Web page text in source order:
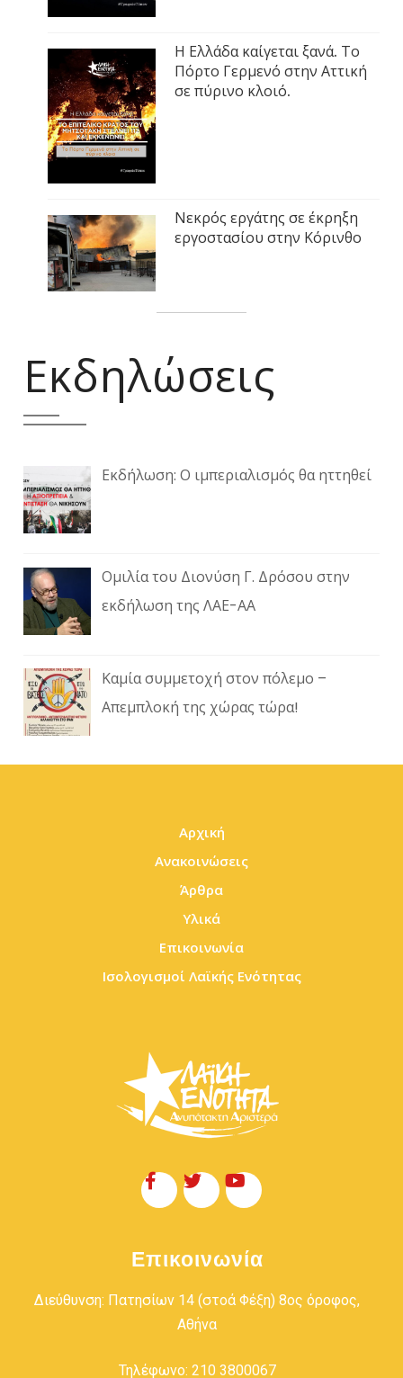
Η Ελλάδα καίγεται ξανά. Το
Πόρτο Γερμενό στην Αττική
σε πύρινο κλοιό.
Νεκρός εργάτης σε έκρηξη
εργοστασίου στην Κόρινθο
Εκδηλώσεις
Εκδήλωση: Ο ιμπεριαλισμός θα ηττηθεί
Ομιλία του Διονύση Γ. Δρόσου στην
εκδήλωση της ΛΑΕ-ΑΑ
Καμία συμμετοχή στον πόλεμο –
Απεμπλοκή της χώρας τώρα!
Αρχική
Ανακοινώσεις
Άρθρα
Υλικά
Επικοινωνία
Ισολογισμοί Λαϊκής Ενότητας
Επικοινωνία
Διεύθυνση: Πατησίων 14 (στοά Φέξη) 8ος όροφος,
Αθήνα
Τηλέφωνο: 210 3800067